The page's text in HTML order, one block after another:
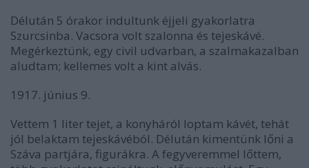
Délután 5 órakor indultunk éjjeli gyakorlatra
Szurcsinba. Vacsora volt szalonna és tejeskávé.
Megérkeztünk, egy civil udvarban, a szalmakazalban
aludtam; kellemes volt a kint alvás.
1917. június 9.
Vettem 1 liter tejet, a konyháról loptam kávét, tehát
jól belaktam tejeskávéból. Délután kimentünk lőni a
Száva partjára, figurákra. A fegyveremmel lőttem,